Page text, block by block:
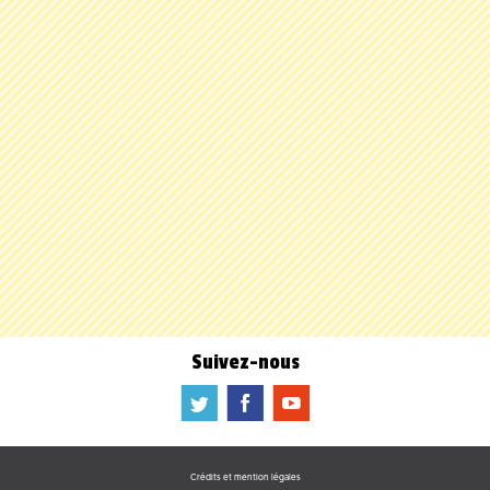
Suivez-nous
a b f
Crédits et mention légales